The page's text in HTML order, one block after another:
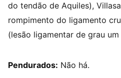
do tendão de Aquiles),
rompimento do ligamento
(lesão ligamentar de grau
Pendurados: Não há.